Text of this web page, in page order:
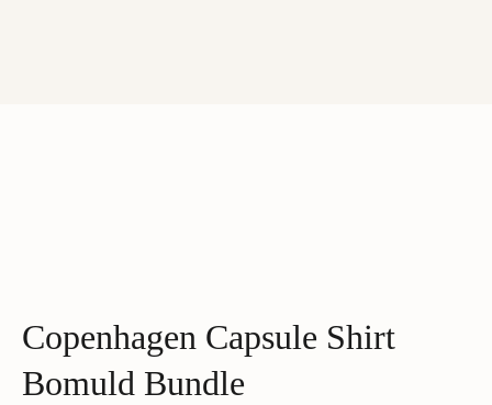
Copenhagen Capsule Shirt
Bomuld Bundle